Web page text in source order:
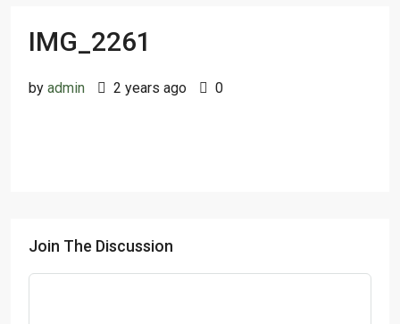
IMG_2261
by admin 2 years ago 0
Join The Discussion